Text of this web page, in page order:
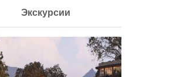
Экскурсии